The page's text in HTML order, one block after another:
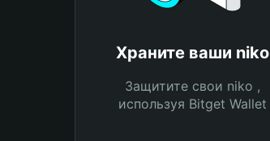
Храните ваши niko
Защитите свои niko ,
используя Bitget Wallet